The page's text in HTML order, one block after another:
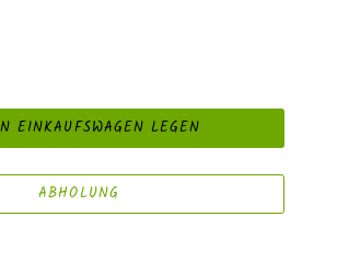
EINKAUFSWAGEN LEGEN
ABHOLUNG